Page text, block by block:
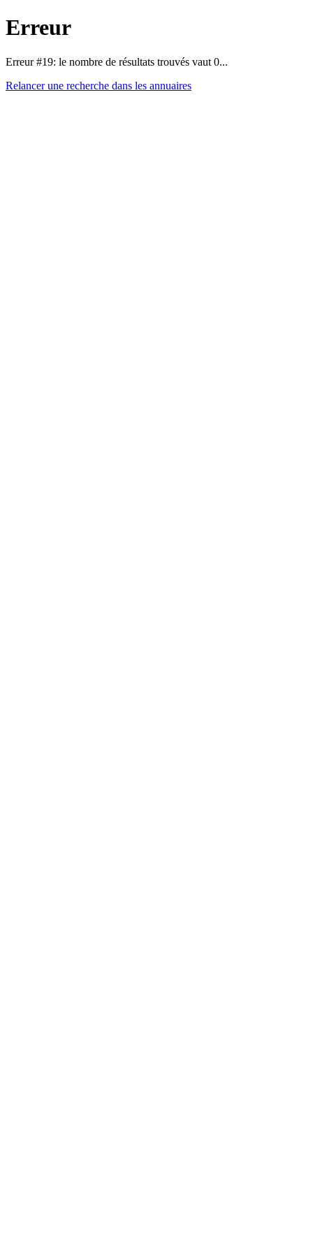
Erreur
Erreur #19: le nombre de résultats trouvés vaut 0...
Relancer une recherche dans les annuaires